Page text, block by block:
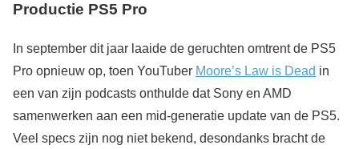
Productie PS5 Pro
In september dit jaar laaide de geruchten omtrent de PS5
Pro opnieuw op, toen YouTuber Moore’s Law is Dead in
een van zijn podcasts onthulde dat Sony en AMD
samenwerken aan een mid-generatie update van de PS5.
Veel specs zijn nog niet bekend, desondanks bracht de